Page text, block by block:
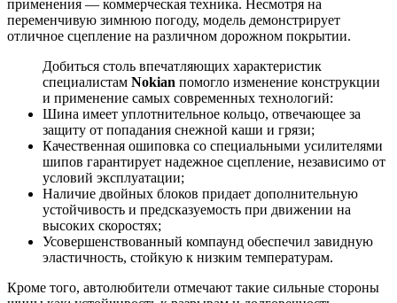
применения — коммерческая техника. Несмотря на
переменчивую зимнюю погоду, модель демонстрирует
отличное сцепление на различном дорожном покрытии.
Добиться столь впечатляющих характеристик
специалистам Nokian помогло изменение конструкции
и применение самых современных технологий:
Шина имеет уплотнительное кольцо, отвечающее за
защиту от попадания снежной каши и грязи;
Качественная ошиповка со специальными усилителями
шипов гарантирует надежное сцепление, независимо от
условий эксплуатации;
Наличие двойных блоков придает дополнительную
устойчивость и предсказуемость при движении на
высоких скоростях;
Усовершенствованный компаунд обеспечил завидную
эластичность, стойкую к низким температурам.
Кроме того, автолюбители отмечают такие сильные стороны